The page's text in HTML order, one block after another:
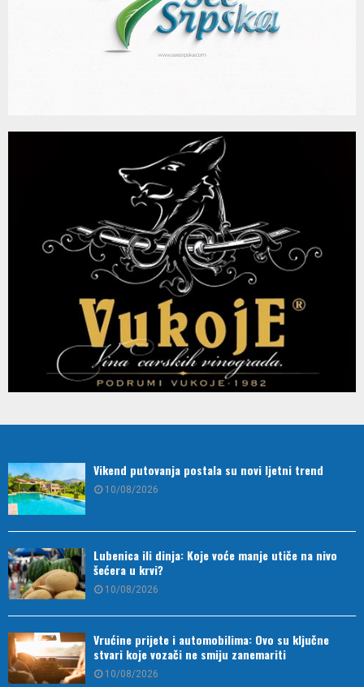
Vikend putovanja postala su novi ljetni trend
10/08/2026
Lubenica ili dinja: Koje voće manje utiče na nivo
šećera u krvi?
10/08/2026
Vrućine prijete i automobilima: Ovo su ključne
stvari koje vozači ne smiju zanemariti
10/08/2026